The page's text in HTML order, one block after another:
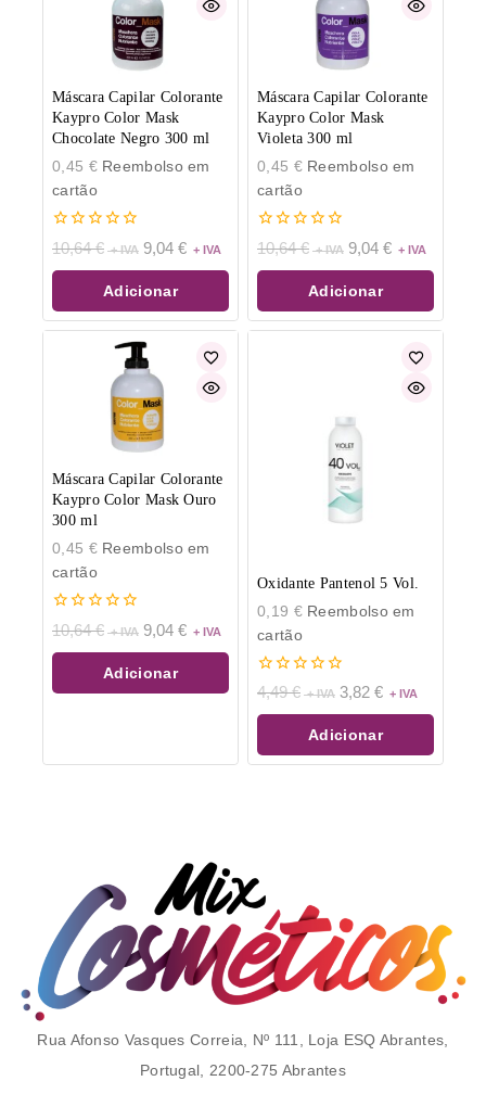
Máscara Capilar Colorante
Kaypro Color Mask
Chocolate Negro 300 ml
0,45 €Reembolso em
cartão
0
de
5
10,64€ 9,04 €
Adicionar
Máscara Capilar Colorante
Kaypro Color Mask
Violeta 300 ml
0,45 €Reembolso em
cartão
0
de
5
10,64€ 9,04 €
Adicionar
Máscara Capilar Colorante
Kaypro Color Mask Ouro
300 ml
0,45 €Reembolso em
cartão
0
de
5
10,64€ 9,04 €
Adicionar
Oxidante Pantenol 5 Vol.
0,19 €Reembolso em
cartão
0
de
5
4,49€ 3,82 €
Adicionar
Rua Afonso Vasques Correia, Nº 111, Loja ESQ Abrantes,
Portugal, 2200-275 Abrantes